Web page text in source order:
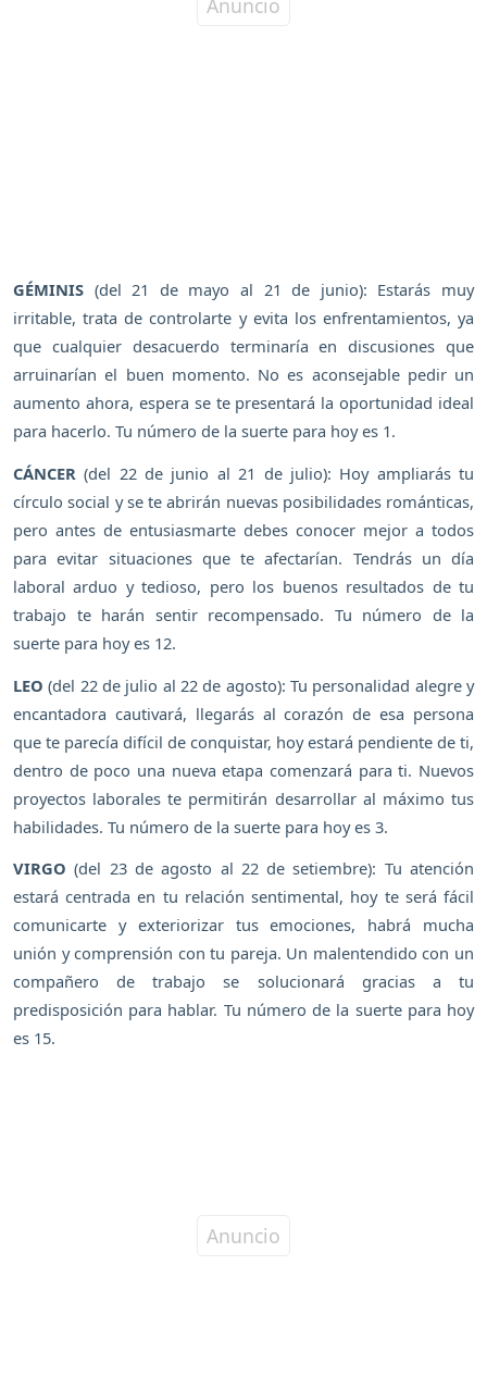
GÉMINIS (del 21 de mayo al 21 de junio): Estarás muy
irritable, trata de controlarte y evita los enfrentamientos, ya
que cualquier desacuerdo terminaría en discusiones que
arruinarían el buen momento. No es aconsejable pedir un
aumento ahora, espera se te presentará la oportunidad ideal
para hacerlo. Tu número de la suerte para hoy es 1.
CÁNCER (del 22 de junio al 21 de julio): Hoy ampliarás tu
círculo social y se te abrirán nuevas posibilidades románticas,
pero antes de entusiasmarte debes conocer mejor a todos
para evitar situaciones que te afectarían. Tendrás un día
laboral arduo y tedioso, pero los buenos resultados de tu
trabajo te harán sentir recompensado. Tu número de la
suerte para hoy es 12.
LEO (del 22 de julio al 22 de agosto): Tu personalidad alegre y
encantadora cautivará, llegarás al corazón de esa persona
que te parecía difícil de conquistar, hoy estará pendiente de ti,
dentro de poco una nueva etapa comenzará para ti. Nuevos
proyectos laborales te permitirán desarrollar al máximo tus
habilidades. Tu número de la suerte para hoy es 3.
VIRGO (del 23 de agosto al 22 de setiembre): Tu atención
estará centrada en tu relación sentimental, hoy te será fácil
comunicarte y exteriorizar tus emociones, habrá mucha
unión y comprensión con tu pareja. Un malentendido con un
compañero de trabajo se solucionará gracias a tu
predisposición para hablar. Tu número de la suerte para hoy
es 15.